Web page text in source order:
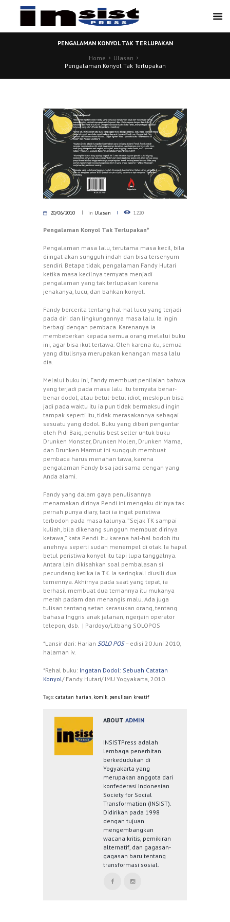
PENGALAMAN KONYOL TAK TERLUPAKAN
Home
Ulasan
Pengalaman Konyol Tak Terlupakan
20/06/2010 in Ulasan 1220
Pengalaman Konyol Tak Terlupakan*
Pengalaman masa lalu, terutama masa kecil, bila
diingat akan sungguh indah dan bisa tersenyum
sendiri. Betapa tidak, pengalaman Fandy Hutari
ketika masa kecilnya ternyata menjadi
pengalaman yang tak terlupakan karena
jenakanya, lucu, dan bahkan konyol.
Fandy bercerita tentang hal-hal lucu yang terjadi
pada diri dan lingkungannya masa lalu. Ia ingin
berbagi dengan pembaca. Karenanya ia
membeberkan kepada semua orang melalui buku
ini, agar bisa ikut tertawa. Oleh karena itu, semua
yang ditulisnya merupakan kenangan masa lalu
dia.
Melalui buku ini, Fandy membuat penilaian bahwa
yang terjadi pada masa lalu itu ternyata benar-
benar dodol, atau betul-betul idiot, meskipun bisa
jadi pada waktu itu ia pun tidak bermaksud ingin
tampak seperti itu, tidak merasakannya sebagai
sesuatu yang dodol. Buku yang diberi pengantar
oleh Pidi Baiq, penulis best seller untuk buku
Drunken Monster, Drunken Molen, Drunken Mama,
dan Drunken Marmut ini sungguh membuat
pembaca harus menahan tawa, karena
pengalaman Fandy bisa jadi sama dengan yang
Anda alami.
Fandy yang dalam gaya penulisannya
menamakan dirinya Pendi ini mengaku dirinya tak
pernah punya diary, tapi ia ingat peristiwa
terbodoh pada masa lalunya. ”Sejak TK sampai
kuliah, bila dikenang sungguh membuat dirinya
ketawa,” kata Pendi. Itu karena hal-hal bodoh itu
anehnya seperti sudah menempel di otak. Ia hapal
betul peristiwa konyol itu tapi lupa tanggalnya.
Antara lain dikisahkan soal pembalasan si
pecundang ketika ia TK. Ia seringkali diusili dua
temennya. Akhirnya pada saat yang tepat, ia
berhasil membuat dua temannya itu mukanya
merah padam dan menangis malu. Ada juga
tulisan tentang setan kerasukan orang, tentang
bahasa Inggris anak jalanan, ngerjain operator
telepon, dsb. | Pardoyo/Litbang SOLOPOS
*Lansir dari: Harian SOLO POS– edisi 20 Juni 2010,
halaman iv.
*Rehal buku: Ingatan Dodol: Sebuah Catatan
Konyol / Fandy Hutari/ IMU Yogyakarta, 2010.
Tags: catatan harian, komik, penulisan kreatif
ABOUTADMIN
INSISTPress adalah
lembaga penerbitan
berkedudukan di
Yogyakarta yang
merupakan anggota dari
konfederasi Indonesian
Society for Social
Transformation (INSIST).
Didirikan pada 1998
dengan tujuan
mengembangkan
wacana kritis, pemikiran
alternatif, dan gagasan-
gagasan baru tentang
transformasi sosial.